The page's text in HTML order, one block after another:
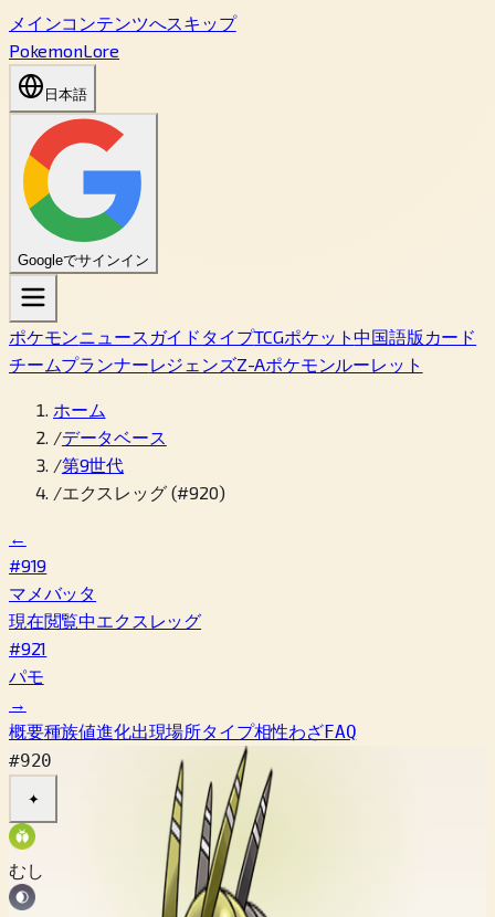
メインコンテンツへスキップ
PokemonLore
日本語
Googleでサインイン
ポケモンニュース ガイド タイプTCGポケット中国語版カード
チームプランナーレジェンズZ-Aポケモンルーレット
ホーム
/データベース
/第9世代
/エクスレッグ (#920)
←
#919
マメバッタ
現在閲覧中エクスレッグ
#921
パモ
→
概要種族値進化出現場所タイプ相性わざFAQ
#920
✦
むし